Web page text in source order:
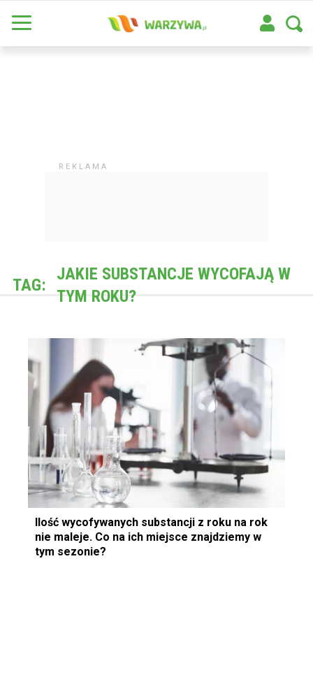
TAG:
JAKIE SUBSTANCJE WYCOFAJĄ W
TYM ROKU?
Ilość wycofywanych substancji z roku na rok
nie maleje. Co na ich miejsce znajdziemy w
tym sezonie?